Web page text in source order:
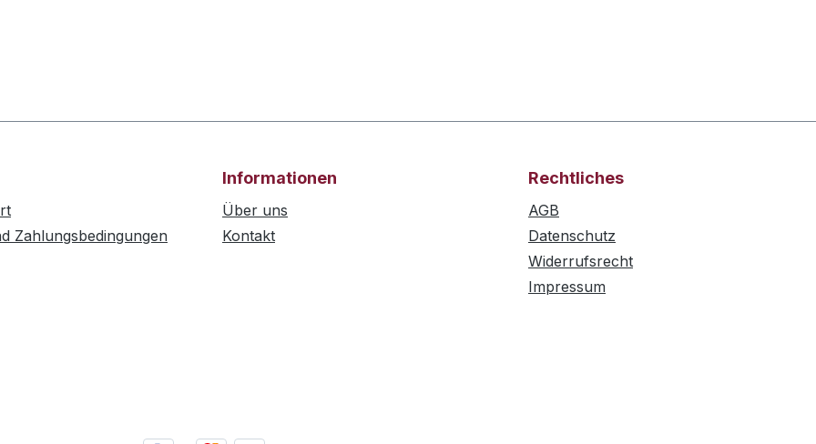
Zahlungsbedingungen
Informationen
Über uns
Kontakt
Rechtliches
AGB
Datenschutz
Widerrufsrecht
Impressum